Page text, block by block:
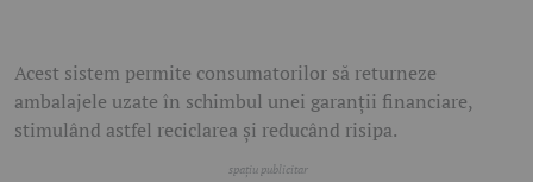
Acest sistem permite consumatorilor să returneze
ambalajele uzate în schimbul unei garanții financiare,
stimulând astfel reciclarea și reducând risipa.